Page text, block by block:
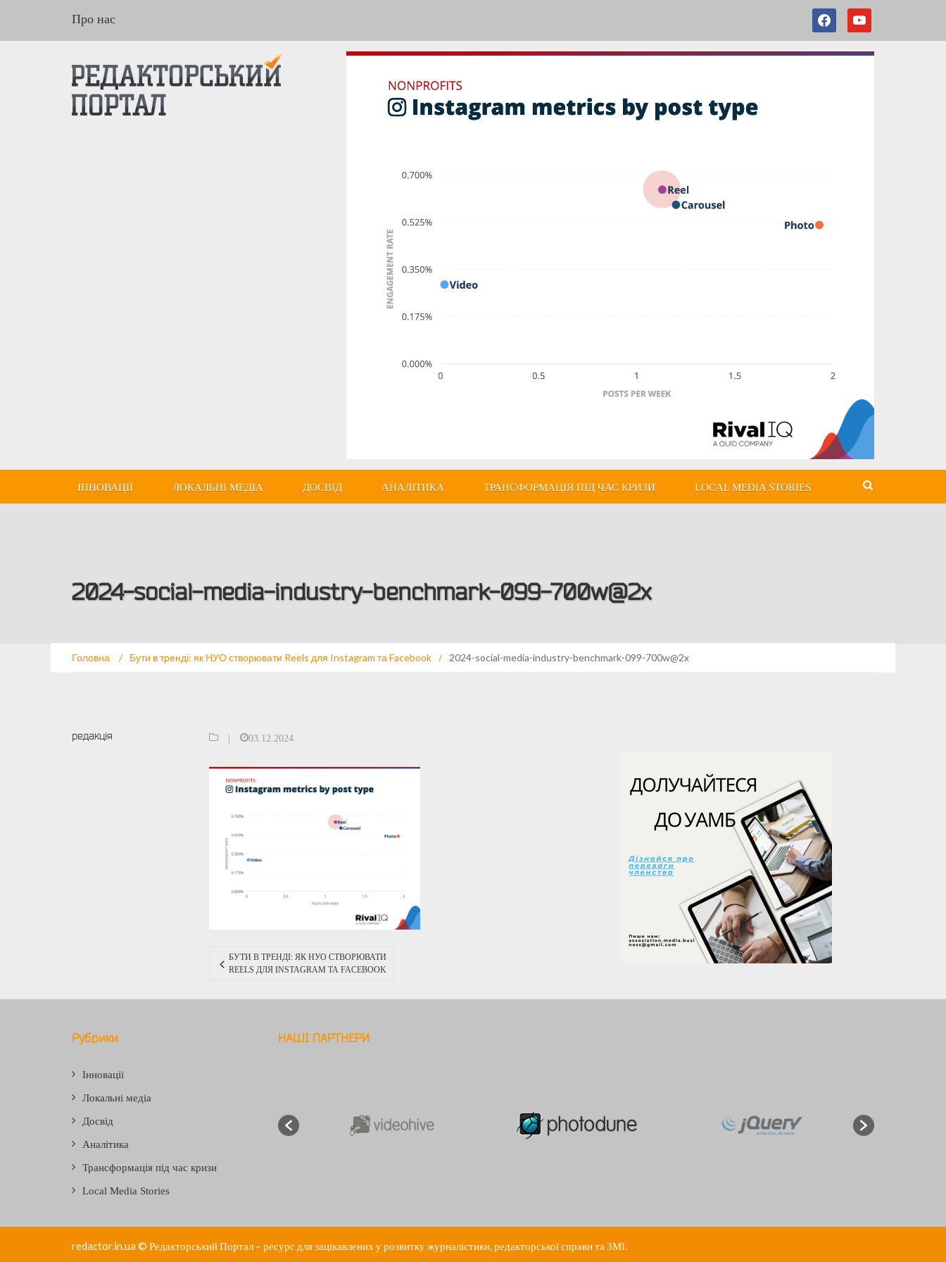
Про нас
ІННОВАЦІЇ ЛОКАЛЬНІ МЕДІА ДОСВІД АНАЛІТИКА ТРАНСФОРМАЦІЯ ПІД ЧАС КРИЗИ LOCAL MEDIA STORIES
2024-social-media-industry-benchmark-099-700w@2x
Головна / Бути в тренді: як НУО створювати Reels для Instagram та Facebook / 2024-social-media-industry-benchmark-099-700w@2x
редакція | 03.12.2024
БУТИ В ТРЕНДІ: ЯК НУО СТВОРЮВАТИ
REELS ДЛЯ INSTAGRAM ТА FACEBOOK
Рубрики
Інновації
Локальні медіа
Досвід
Аналітика
Трансформація під час кризи
Local Media Stories
НАШІ ПАРТНЕРИ
redactor.in.ua© Редакторський Портал – ресурс для зацікавлених у розвитку журналістики, редакторської справи та ЗМІ.